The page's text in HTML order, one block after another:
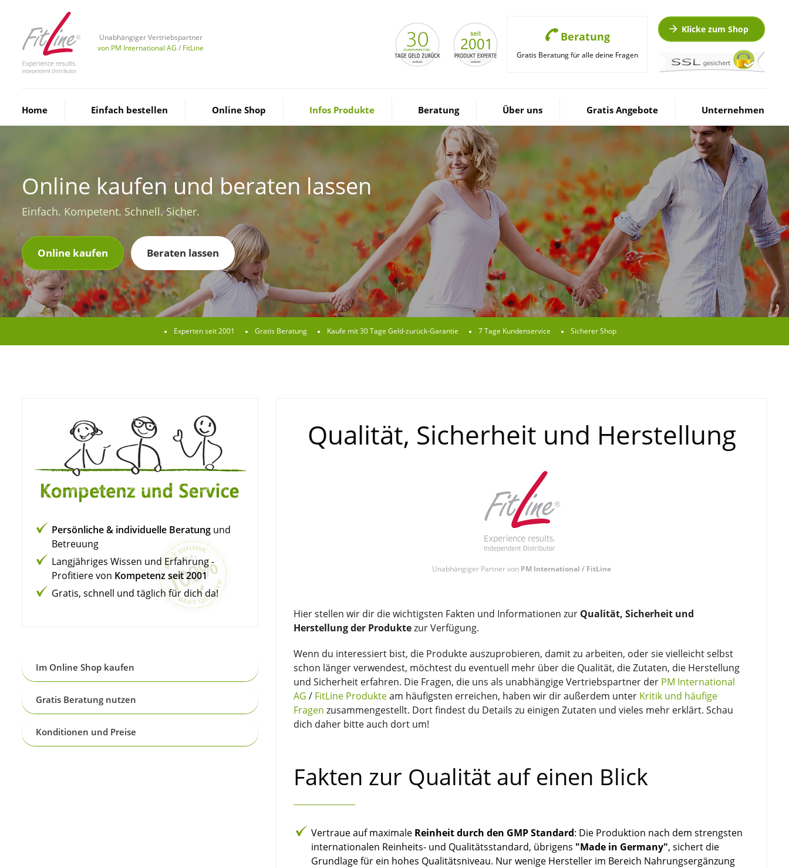
Unabhängiger Vertriebspartner
von PM International AG / FitLine
Beratung
Gratis Beratung für alle deine Fragen
Klicke zum Shop
Home Einfach bestellen Online Shop Infos Produkte Beratung Über uns Gratis Angebote Unternehmen
Online kaufen und beraten lassen
Einfach. Kompetent. Schnell. Sicher.
Online kaufen Beraten lassen
Experten seit 2001 Gratis Beratung Kaufe mit 30 Tage Geld-zurück-Garantie 7 Tage Kundenservice Sicherer Shop
Qualität, Sicherheit und Herstellung
Unabhängiger Partner von PM International / FitLine
Hier stellen wir dir die wichtigsten Fakten und Informationen zur Qualität, Sicherheit und
Herstellung der Produktezur Verfügung.
Wenn du interessiert bist, die Produkte auszuprobieren, damit zu arbeiten, oder sie vielleicht selbst
schon länger verwendest, möchtest du eventuell mehr über die Qualität, die Zutaten, die Herstellung
und Sicherheit erfahren. Die Fragen, die uns als unabhängige Vertriebspartner der PM International
AG / FitLine Produkteam häufigsten erreichen, haben wir dir außerdem unter Kritik und häufige
Fragen zusammengestellt. Dort findest du Details zu einigen Zutaten und vieles mehr erklärt. Schau
dich daher bitte auch dort um!
Fakten zur Qualität auf einen Blick
Vertraue auf maximale Reinheit durch den GMP Standard: Die Produktion nach dem strengsten
internationalen Reinheits- und Qualitätsstandard, übrigens "Made in Germany", sichert die
Grundlage für ein hohes Qualitätsniveau. Nur wenige Hersteller im Bereich Nahrungsergänzung
Persönliche & individuelle Beratung und
Betreuung
Langjähriges Wissen und Erfahrung -
Profitiere von Kompetenz seit 2001
Gratis, schnell und täglich für dich da!
Im Online Shop kaufen
Gratis Beratung nutzen
Konditionen und Preise